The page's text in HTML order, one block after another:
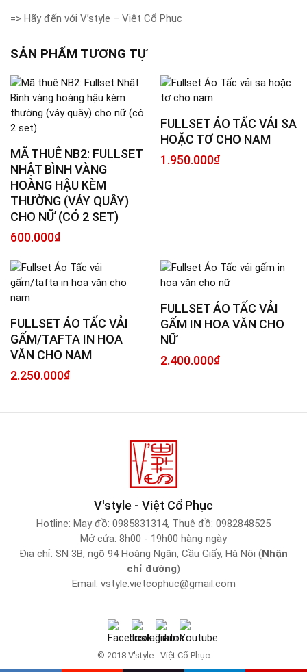
=> Hãy đến với V’style – Việt Cổ Phục
SẢN PHẨM TƯƠNG TỰ
MÃ THUÊ NB2: FULLSET
NHẬT BÌNH VÀNG
HOÀNG HẬU KÈM
THƯỜNG (VÁY QUÂY)
CHO NỮ (CÓ 2 SET)
600.000₫
FULLSET ÁO TẤC VẢI SA
HOẶC TƠ CHO NAM
1.950.000₫
FULLSET ÁO TẤC VẢI
GẤM/TAFTA IN HOA
VĂN CHO NAM
2.250.000₫
FULLSET ÁO TẤC VẢI
GẤM IN HOA VĂN CHO
NỮ
2.400.000₫
V'style - Việt Cổ Phục
Hotline: May đồ: 0985831314, Thuê đồ: 0982848525
Mở cửa: 8h00 - 19h00 hàng ngày
Địa chỉ: SN 3B, ngõ 94 Hoàng Ngân, Cầu Giấy, Hà Nội (Nhận
chỉ đường)
Email: vstyle.vietcophuc@gmail.com
© 2018 V'style - Việt Cổ Phục